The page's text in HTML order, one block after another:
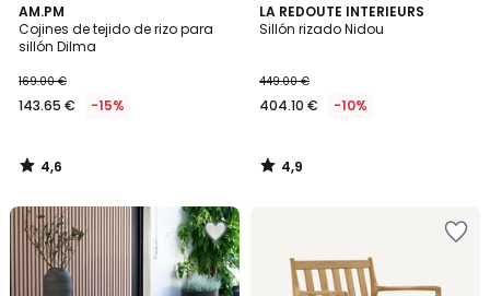
AM.PM
Cojines de tejido de rizo para
sillón Dilma
169.00 €
143.65 € -15%
4,6
/ 5
4,6
/
LA REDOUTE INTERIEURS
Sillón rizado Nidou
449.00 €
404.10 € -10%
4,9
/ 5
4,9
/